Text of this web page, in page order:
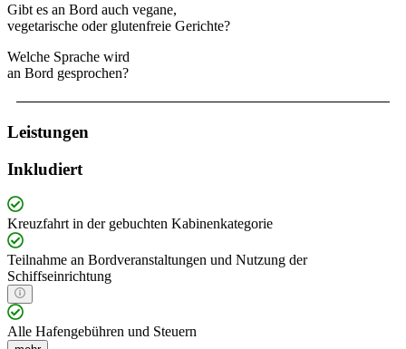
Gibt es an Bord auch vegane,
vegetarische oder glutenfreie Gerichte?
Welche Sprache wird
an Bord gesprochen?
Leistungen
Inkludiert
Kreuzfahrt in der gebuchten Kabinenkategorie
Teilnahme an Bordveranstaltungen und Nutzung der
Schiffseinrichtung
Alle Hafengebühren und Steuern